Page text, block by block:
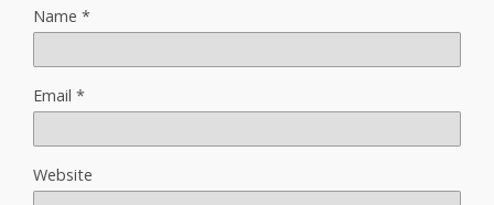
Name *
Email *
Website